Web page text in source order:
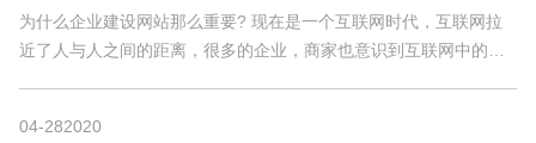
为什么企业建设网站那么重要? 现在是一个互联网时代，互联网拉
近了人与人之间的距离，很多的企业，商家也意识到互联网中的商
04-282020